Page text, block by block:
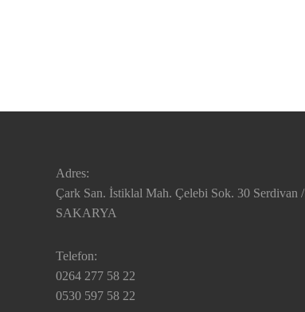
Adres:
Çark San. İstiklal Mah. Çelebi Sok. 30 Serdivan /
SAKARYA
Telefon:
0264 277 58 22
0530 597 58 22